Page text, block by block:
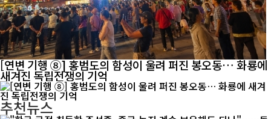
[연변 기행 ⑧] 홍범도의 함성이 울려 퍼진 봉오동… 화룡에
새겨진 독립전쟁의 기억
추천뉴스